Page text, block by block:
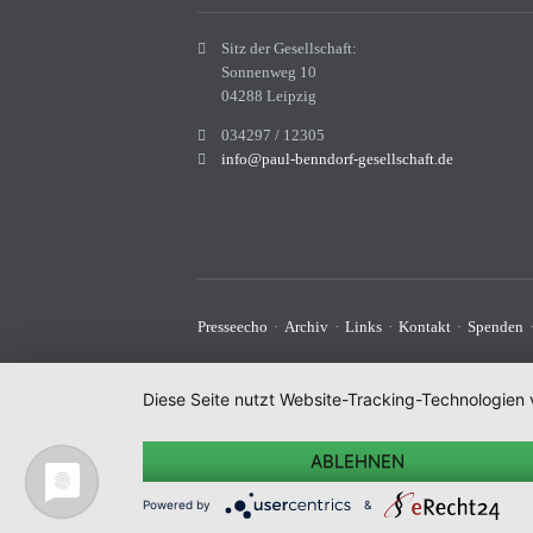
Sitz der Gesellschaft:
Sonnenweg 10
04288 Leipzig
034297 / 12305
info@paul-benndorf-gesellschaft.de
Navigation
Presseecho Archiv Links Kontakt Spenden
Diese Seite nutzt Website-Tracking-
ABLEHNEN
Powered by &